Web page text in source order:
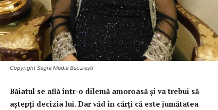
Copyright Segra Media București
Băiatul se află într-o dilemă amoroasă şi va trebui să
aştepţi decizia lui. Dar văd în cărţi că este jumătatea